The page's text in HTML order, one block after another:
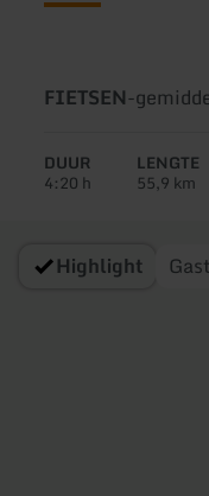
Soort
FIETSEN-
DUUR
4:20 h
LENGTE
55,9 km
Highlight